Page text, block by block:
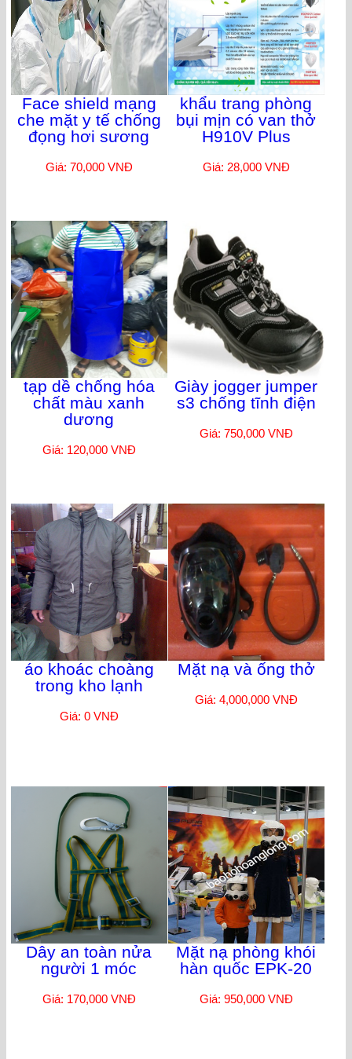
Face shield mạng
che mặt y tế chống
đọng hơi sương
Giá: 70,000 VNĐ
khẩu trang phòng
bụi mịn có van thở
H910V Plus
Giá: 28,000 VNĐ
tạp dề chống hóa
chất màu xanh
dương
Giá: 120,000 VNĐ
Giày jogger jumper
s3 chống tĩnh điện
Giá: 750,000 VNĐ
áo khoác choàng
trong kho lạnh
Giá: 0 VNĐ
Mặt nạ và ống thở
Giá: 4,000,000 VNĐ
Dây an toàn nửa
người 1 móc
Giá: 170,000 VNĐ
Mặt nạ phòng khói
hàn quốc EPK-20
Giá: 950,000 VNĐ